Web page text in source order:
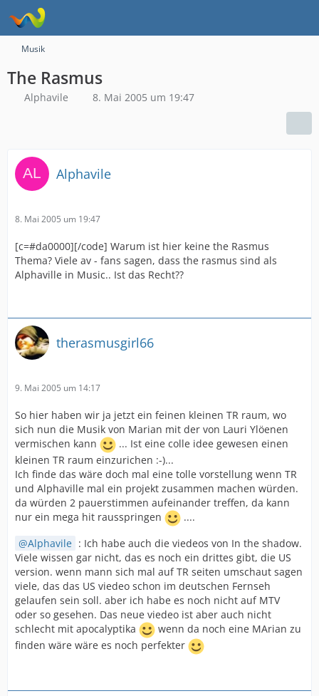
Musik
The Rasmus
Alphavile 8. Mai 2005 um 19:47
Alphavile
8. Mai 2005 um 19:47
[c=#da0000][/code] Warum ist hier keine the Rasmus
Thema? Viele av - fans sagen, dass the rasmus sind als
Alphaville in Music.. Ist das Recht??
therasmusgirl66
9. Mai 2005 um 14:17
So hier haben wir ja jetzt ein feinen kleinen TR raum, wo
sich nun die Musik von Marian mit der von Lauri Ylöenen
vermischen kann
... Ist eine colle idee gewesen einen
kleinen TR raum einzurichen :-)...
Ich finde das wäre doch mal eine tolle vorstellung wenn TR
und Alphaville mal ein projekt zusammen machen würden.
da würden 2 pauerstimmen aufeinander treffen, da kann
nur ein mega hit rausspringen
....
Alphavile : Ich habe auch die viedeos von In the shadow.
Viele wissen gar nicht, das es noch ein drittes gibt, die US
version. wenn mann sich mal auf TR seiten umschaut sagen
viele, das das US viedeo schon im deutschen Fernseh
gelaufen sein soll. aber ich habe es noch nicht auf MTV
oder so gesehen. Das neue viedeo ist aber auch nicht
schlecht mit apocalyptika
wenn da noch eine MArian zu
finden wäre wäre es noch perfekter